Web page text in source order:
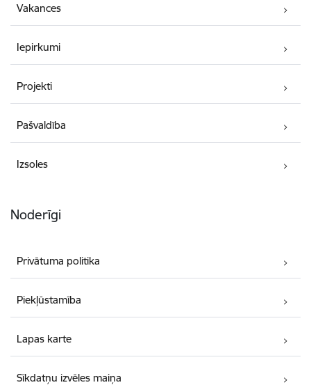
Vakances
Iepirkumi
Projekti
Pašvaldība
Izsoles
Noderīgi
Privātuma politika
Piekļūstamība
Lapas karte
Sīkdatņu izvēles maiņa